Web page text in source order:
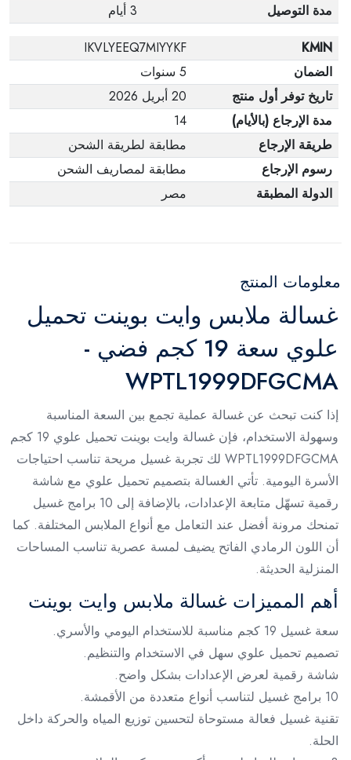
مدة التوصيل
3 أيام
KMIN
IKVLYEEQ7MIYYKF
الضمان
5 سنوات
تاريخ توفر أول منتج
20 أبريل 2026
مدة الإرجاع (بالأيام)
14
طريقة الإرجاع
مطابقة لطريقة الشحن
رسوم الإرجاع
مطابقة لمصاريف الشحن
الدولة المطبقة
مصر
معلومات المنتج
غسالة ملابس وايت بوينت تحميل
علوي سعة 19 كجم فضي -
WPTL1999DFGCMA
إذا كنت تبحث عن غسالة عملية تجمع بين السعة المناسبة
وسهولة الاستخدام، فإن غسالة وايت بوينت تحميل علوي 19 كجم
WPTL1999DFGCMA لك تجربة غسيل مريحة تناسب احتياجات
الأسرة اليومية. تأتي الغسالة بتصميم تحميل علوي مع شاشة
رقمية تسهّل متابعة الإعدادات، بالإضافة إلى 10 برامج غسيل
تمنحك مرونة أفضل عند التعامل مع أنواع الملابس المختلفة. كما
أن اللون الرمادي الفاتح يضيف لمسة عصرية تناسب المساحات
المنزلية الحديثة.
أهم المميزات غسالة ملابس وايت بوينت
سعة غسيل 19 كجم مناسبة للاستخدام اليومي والأسري.
تصميم تحميل علوي سهل في الاستخدام والتنظيم.
شاشة رقمية لعرض الإعدادات بشكل واضح.
10 برامج غسيل لتناسب أنواع متعددة من الأقمشة.
تقنية غسيل فعالة مستوحاة لتحسين توزيع المياه والحركة داخل
الحلة.